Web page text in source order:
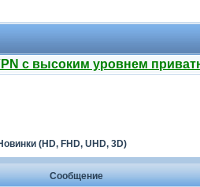
с высоким уровнем
(HD, FHD, UHD, 3D)
Сообщение